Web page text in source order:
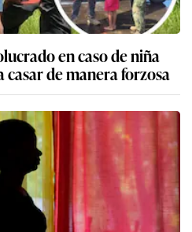
en caso de niña
casar de manera forzosa